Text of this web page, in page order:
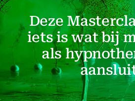
Deze
iets is wat bij
als